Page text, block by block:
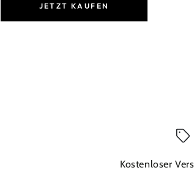
JETZT KAUFEN
Kostenloser